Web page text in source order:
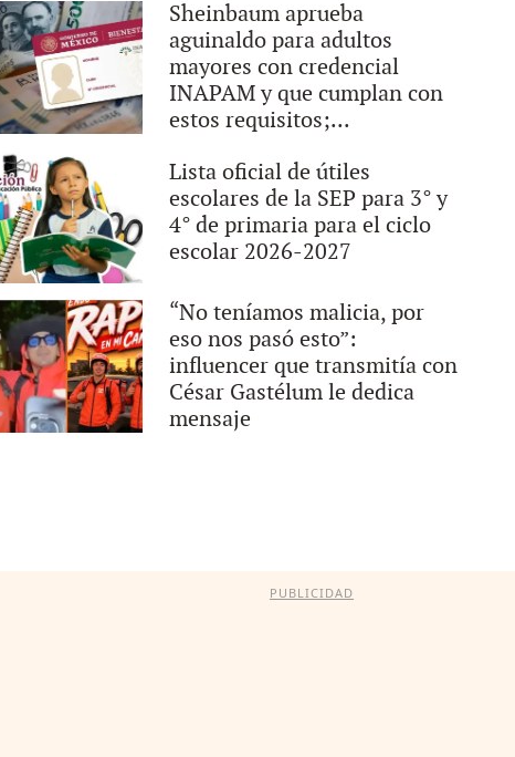
Sheinbaum aprueba
aguinaldo para adultos
mayores con credencial
INAPAM y que cumplan con
estos requisitos;...
Lista oficial de útiles
escolares de la SEP para 3° y
4° de primaria para el ciclo
escolar 2026-2027
“No teníamos malicia, por
eso nos pasó esto”:
influencer que transmitía con
César Gastélum le dedica
mensaje
PUBLICIDAD